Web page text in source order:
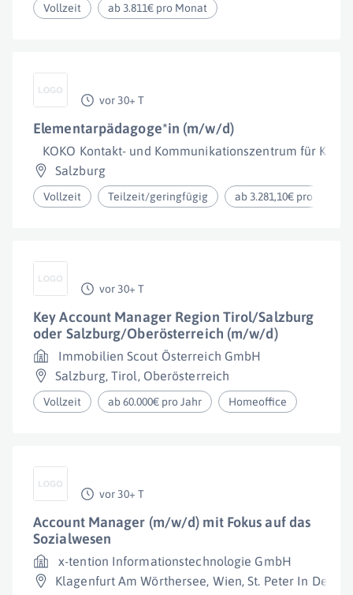
Vollzeit ab 3.811€ pro Monat
vor 30+ T
Elementarpädagoge*in (m/w/d)
KOKO Kontakt- und Kommunikationszentrum für
Salzburg
Vollzeit Teilzeit/geringfügig ab 3.281,10€ pro Monat
vor 30+ T
Key Account Manager Region Tirol/Salzburg
oder Salzburg/Oberösterreich (m/w/d)
Immobilien Scout Österreich GmbH
Salzburg,Tirol , Oberösterreich
Vollzeit ab 60.000€ pro Jahr Homeoffice
vor 30+ T
Account Manager (m/w/d) mit Fokus auf das
Sozialwesen
x-tention Informationstechnologie GmbH
Klagenfurt Am Wörthersee, Wien,St. Peter In Der Au